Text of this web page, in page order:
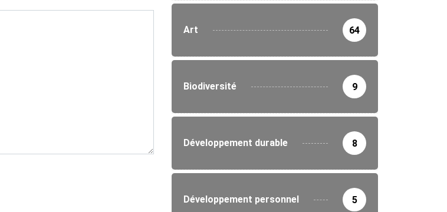
Art 64
Biodiversité 9
Développement durable 8
Développement personnel 5